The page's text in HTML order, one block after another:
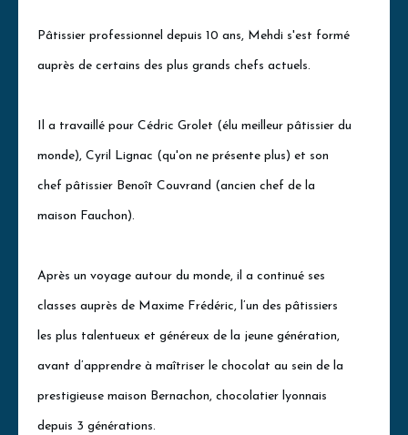
Pâtissier professionnel depuis 10 ans, Mehdi s'est formé
auprès de certains des plus grands chefs actuels.
Il a travaillé pour Cédric Grolet (élu meilleur pâtissier du
monde), Cyril Lignac (qu'on ne présente plus) et son
chef pâtissier Benoît Couvrand (ancien chef de la
maison Fauchon).
Après un voyage autour du monde, il a continué ses
classes auprès de Maxime Frédéric, l’un des pâtissiers
les plus talentueux et généreux de la jeune génération,
avant d’apprendre à maîtriser le chocolat au sein de la
prestigieuse maison Bernachon, chocolatier lyonnais
depuis 3 générations.